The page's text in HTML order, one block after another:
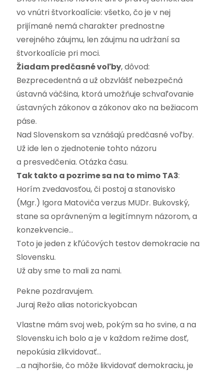
vo vnútri štvorkoalície: všetko, čo je v nej
prijímané nemá charakter prednostne
verejného záujmu, len záujmu na udržaní sa
štvorkoalície pri moci.
Žiadam predčasné voľby, dôvod:
Bezprecedentná a už obzvlášť nebezpečná
ústavná väčšina, ktorá umožňuje schvaľovanie
ústavných zákonov a zákonov ako na bežiacom
páse.
Nad Slovenskom sa vznášajú predčasné voľby.
Už ide len o zjednotenie tohto názoru
a presvedčenia. Otázka času.
Tak takto a pozrime sa na to mimo TA3:
Horím zvedavosťou, či postoj a stanovisko
(Mgr.) Igora Matoviča verzus MUDr. Bukovský,
stane sa oprávneným a legitímnym názorom, a
konzekvencie…
Toto je jeden z kľúčových testov demokracie na
Slovensku.
Už aby sme to mali za nami.
Pekne pozdravujem.
Juraj Režo alias notorickyobcan
Vlastne mám svoj web, pokým sa ho svine, a na
Slovensku ich bolo a je v každom režime dosť,
nepokúsia zlikvidovať…
…a najhoršie, čo môže likvidovať demokraciu, je